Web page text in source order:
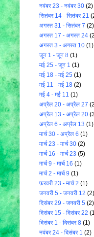
नवंबर 23 - नवंबर 30 (2)
सितंबर 14 - सितंबर 21
अगस्त 31 - सितंबर 7 (2)
अगस्त 17 - अगस्त 24
अगस्त 3 - अगस्त 10 (1)
जून 1 - जून 8 (1)
मई 25 - जून 1 (1)
मई 18 - मई 25 (1)
मई 11 - मई 18 (2)
मई 4 - मई 11 (1)
अप्रैल 20 - अप्रैल 27
अप्रैल 13 - अप्रैल 20
अप्रैल 6 - अप्रैल 13 (1)
मार्च 30 - अप्रैल 6 (1)
मार्च 23 - मार्च 30 (2)
मार्च 16 - मार्च 23 (5)
मार्च 9 - मार्च 16 (1)
मार्च 2 - मार्च 9 (1)
फ़रवरी 23 - मार्च 2 (1)
जनवरी 5 - जनवरी 12 (2)
दिसंबर 29 - जनवरी 5 (2)
दिसंबर 15 - दिसंबर 22
दिसंबर 1 - दिसंबर 8 (1)
नवंबर 24 - दिसंबर 1 (2)